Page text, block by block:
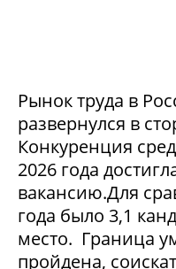
Рынок труда в
развернулся в
Конкуренция
2026 года
вакансию.Для
года было 3,1
место. Граница
пройдена,